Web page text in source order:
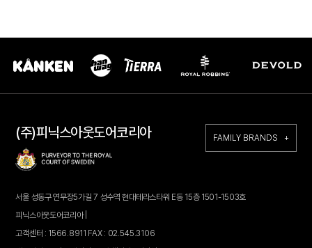
(주)피닉스아웃도어코리아 FAMILY BRANDS +
서울 성동구 연무장5가길 7 성수역 현대테라스타워 E동 15층 1501-1503호
피닉스아웃도어코리아 |
고객센터 : 1566.8911 FAX : 02.545.3106